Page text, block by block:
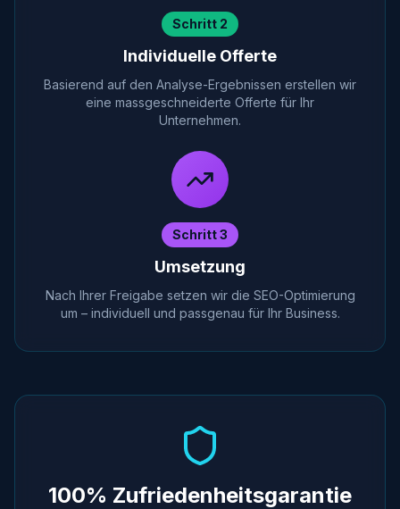
Schritt 2
Individuelle Offerte
Basierend auf den Analyse-Ergebnissen erstellen wir
eine massgeschneiderte Offerte für Ihr
Unternehmen.
Schritt 3
Umsetzung
Nach Ihrer Freigabe setzen wir die SEO-Optimierung
um – individuell und passgenau für Ihr Business.
100% Zufriedenheitsgarantie